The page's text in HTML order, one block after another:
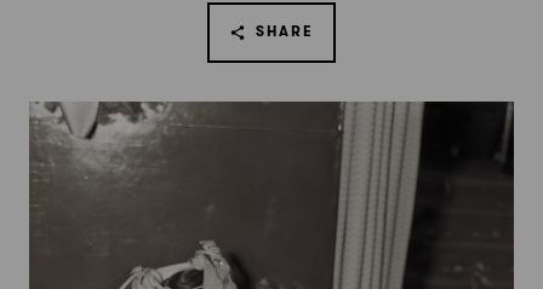
SHARE